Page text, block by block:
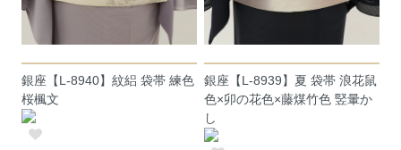
銀座【L-8940】紋絽 袋帯 練色
桜楓文
銀座【L-8939】夏 袋帯 浪花鼠
色×卯の花色×藤煤竹色 竪暈か
し